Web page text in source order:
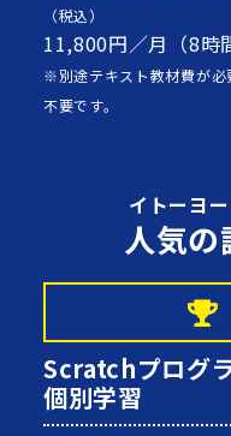
（税込）
11,800円／月（8時
※別途テキスト教材費が
不要です。
イトーヨ
人気の
Scratchプログ
個別学習